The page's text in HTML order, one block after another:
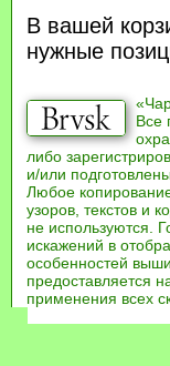
В вашей
нужные
Все
либо
и/или
Любое
узоров, текстов и
не используются.
искажений в
особенностей
предоставляется
применения всех